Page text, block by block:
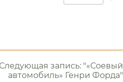
Следующая запись: "«Соевый
автомобиль» Генри Форда"